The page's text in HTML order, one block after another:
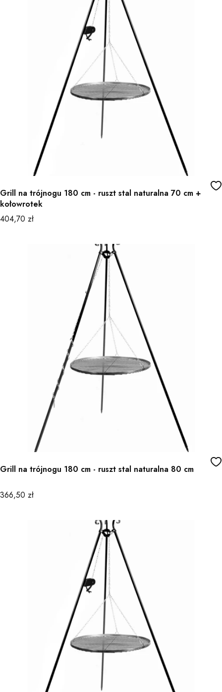
Grill na trójnogu 180 cm - ruszt stal naturalna 70 cm +
kołowrotek
Cena
404,70 zł
Grill na trójnogu 180 cm - ruszt stal naturalna 80 cm
Cena
366,50 zł